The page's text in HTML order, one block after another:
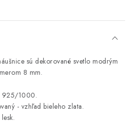
sú dekorované svetlo modrým
8 mm.
925/1000.
- vzhľad bieleho zlata.